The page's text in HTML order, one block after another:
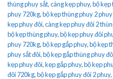
thùng phuy sắt,càng kẹp phuy,bộ kẹp
phuy 720kg,bộ kẹp thùng phuy 2
kẹp phuy đôi,càng kẹp phuy đôi 2
bộ kẹp thùng phuy,bộ kẹp phuy đôi
phuy 720kg,bộ kẹp gắp phuy,bộ kẹp
phuy sắt đôi,bộ kẹp gắp thùng phuy
kẹp phuy đôi,kẹp gắp phuy,bộ kẹp
đôi 720kg,bộ kẹp gắp phuy đôi 2 phuy,